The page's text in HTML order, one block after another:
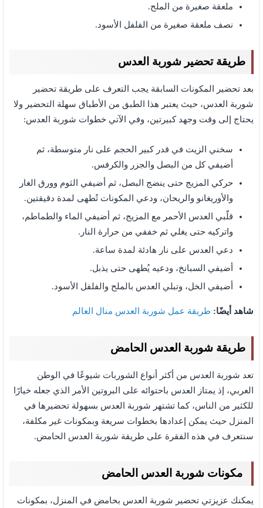
ملعقة صغيرة من الملح.
نصف ملعقة صغيرة من الفلفل الأسود.
طريقة تحضير شوربة العدس
بعد تحضير المكونات السابقة يجب التعرف على طريقة تحضير
شوربة العدس، حيث يعتبر هذا الطبق من الأطباق سهلة التحضير ولا
يحتاج إلى وقت وجهد كبيرتين، وفي الآتي خطوات شوربة العدس:
سخني الزيت في قدر كبير الحجم على نار متوسطة، ثم
أضيفي كل من البصل والجزر والكرفس.
حركي المزيج حتى ينضج البصل، ثم أضيفي الثوم وورق الغار
والأوريغانو والريحان، ودعي المكونات تُطهى لمدة دقيقتين.
قلّبي العدس الأحمر مع المزيج، ثم أضيفي الماء والطماطم،
واتركيه حتى يغلي ثم خففي من حرارة النار.
دعي العدس على نار هادئة لمدة ساعة.
أضيفي السبانخ، ودعيه يُطهى حتى يذبل.
أضيفي الخل، وتبلي العدس بالملح والفلفل الأسود.
شاهد أيضًا: طريقة عمل شوربة العدس منال العالم
طريقة شوربة العدس الحامض
تعد شوربة العدس من أكثر أنواع الشوربات شيوعًا في الوطن
العربي، إذ يمتاز العدس باحتوائه على البروتين الأمر الذي جعله خيارًا
للكثير من الناس، كما تشتهر شوربة العدس بسهولة تحضيرها في
المنزل حيث يمكن إعدادها بخطوات سريعة وبمكونات غير مكلفة،
سنتعرف في هذه الفقرة على طريقة شوربة العدس الحامض.
مكونات شوربة العدس الحامض
يمكنك عزيزتي تحضير شوربة العدس بحامض في المنزل، بمكونات